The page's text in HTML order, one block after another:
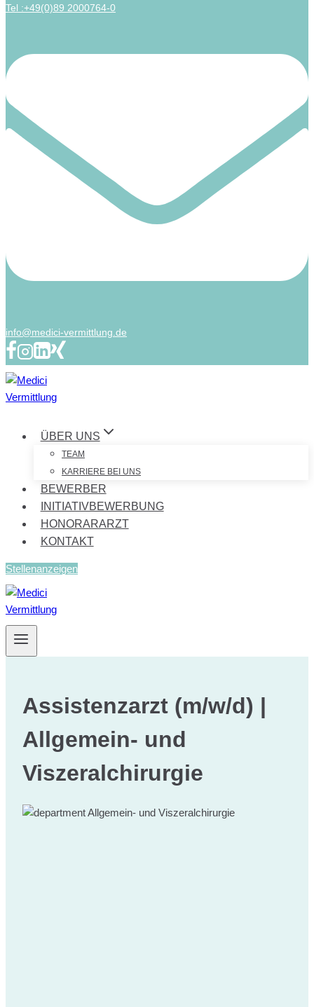
Tel :+49(0)89 2000764-0
info@medici-vermittlung.de
ÜBER UNS
TEAM
KARRIERE BEI UNS
BEWERBER
INITIATIVBEWERBUNG
HONORARARZT
KONTAKT
Stellenanzeigen
Assistenzarzt (m/w/d) |
Allgemein- und
Viszeralchirurgie
Allgemein- und Viszeralchirurgie